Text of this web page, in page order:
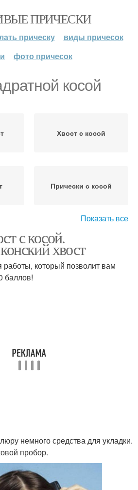
ПРИЧЕСКИ
прическу
виды причесок
фото причесок
косой
Хвост с косой
Прически с косой
Хвост в стиле
Показать все
с косой.
хвост
который позволит вам
баллов!
немного средства для укладки.
пробор.